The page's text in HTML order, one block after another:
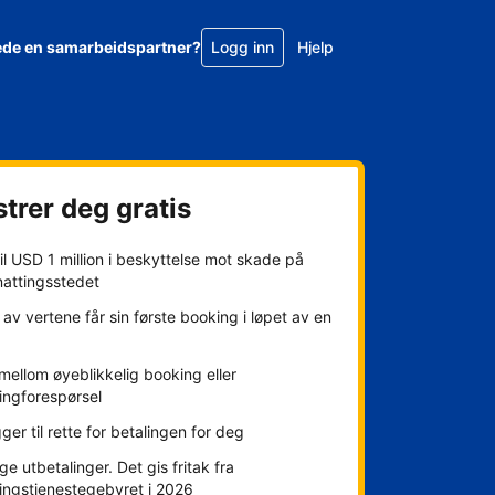
en samarbeidspartner? Logg inn Hjelp
deg gratis
USD 1 million i beskyttelse mot skade på
av vertene får sin første booking i løpet av en
øyeblikkelig booking eller
til rette for betalingen for deg
utbetalinger. Det gis fritak fra
i 2026